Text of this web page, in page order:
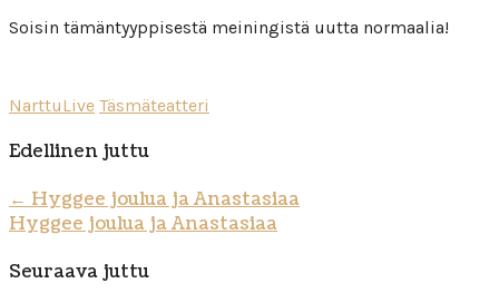
Soisin tämäntyyppisestä meiningistä uutta normaalia!
NarttuLive Täsmäteatteri
Edellinen juttu
← Hyggee joulua ja Anastasiaa
Hyggee joulua ja Anastasiaa
Seuraava juttu